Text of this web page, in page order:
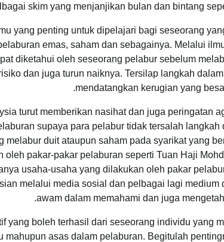
skim yang menjanjikan bulan dan bintang
yang penting untuk dipelajari bagi seseorang
emas, saham dan sebagainya. Melalui
diketahui oleh seseorang pelabur sebelum
dan juga turun naiknya. Tersilap langkah
mendatangkan kerugian yang
turut memberikan nasihat dan juga peringatan
supaya para pelabur tidak tersalah langkah
melabur duit ataupun saham pada syarikat yang
oleh pakar-pakar pelaburan seperti Tuan Haji
usaha-usaha yang dilakukan oleh pakar
melalui media sosial dan pelbagai lagi medium
awam dalam memahami dan juga
yang boleh terhasil dari seseorang individu yang
mahupun asas dalam pelaburan. Begitulah